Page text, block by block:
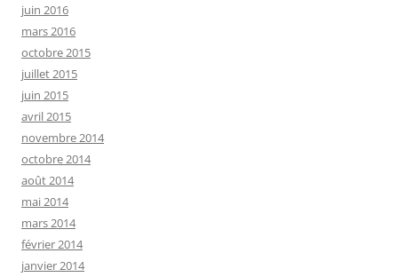
juin 2016
mars 2016
octobre 2015
juillet 2015
juin 2015
avril 2015
novembre 2014
octobre 2014
août 2014
mai 2014
mars 2014
février 2014
janvier 2014